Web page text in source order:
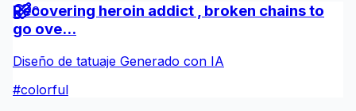
0
Recovering heroin addict , broken chains to
go ove...
Diseño de tatuaje Generado con IA
#colorful